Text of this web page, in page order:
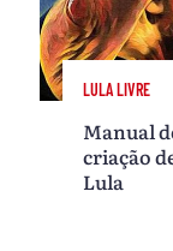
LULA LIVRE
Manual
criação
Lula